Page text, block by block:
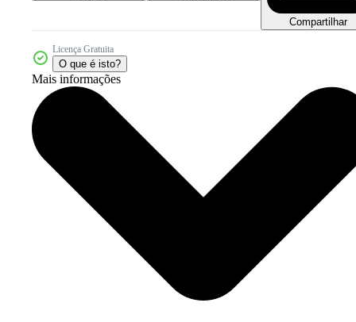
Compartilhar
Licença Gratuita
O que é isto?
Mais informações